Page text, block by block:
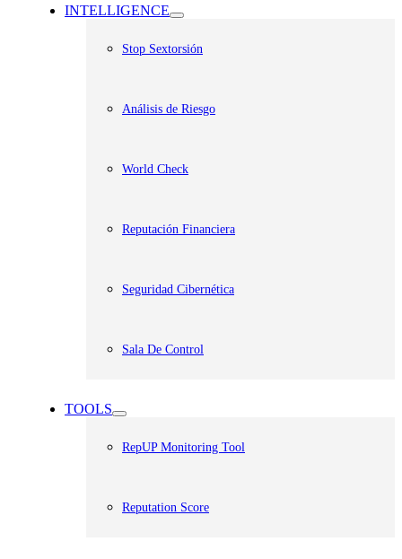
INTELLIGENCE
Stop Sextorsión
Análisis de Riesgo
World Check
Reputación Financiera
Seguridad Cibernética
Sala De Control
TOOLS
RepUP Monitoring Tool
Reputation Score